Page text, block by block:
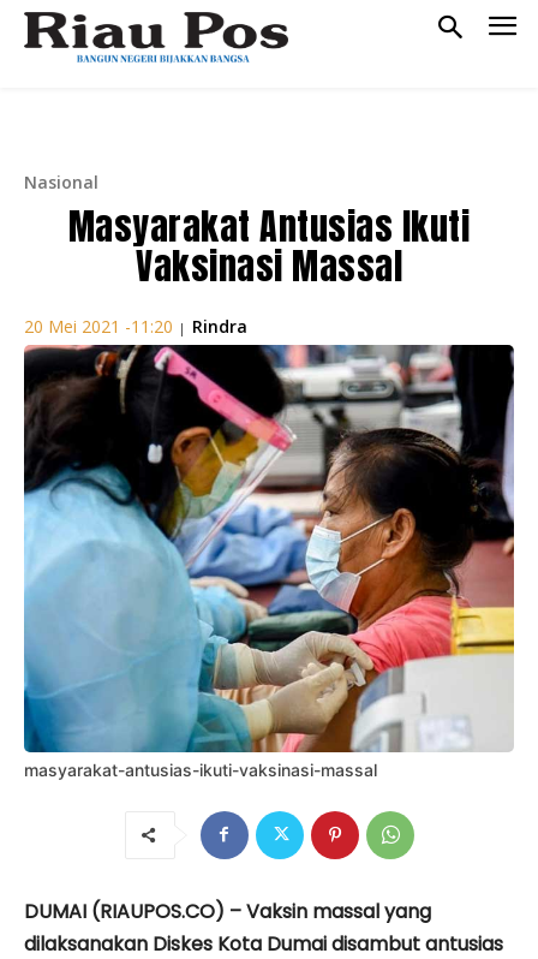
Nasional
Masyarakat Antusias Ikuti
Vaksinasi Massal
20 Mei 2021 -11:20 | Rindra
masyarakat-antusias-ikuti-vaksinasi-massal
DUMAI (RIAUPOS.CO) – Vaksin massal yang
dilaksanakan Diskes Kota Dumai disambut antusias